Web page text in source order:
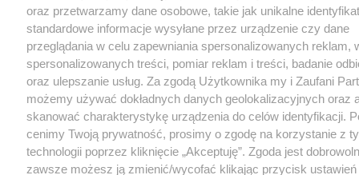
oraz przetwarzamy dane osobowe, takie jak unikalne
standardowe informacje wysyłane przez urządzenie czy dane
przeglądania w celu zapewniania spersonalizowanych reklam,
spersonalizowanych treści, pomiar reklam i treści, badanie
oraz ulepszanie usług. Za zgodą Użytkownika my i Zaufani
możemy używać dokładnych danych geolokalizacyjnych oraz
skanować charakterystykę urządzenia do celów identyfikacji.
cenimy Twoją prywatność, prosimy o zgodę na korzystanie z
technologii poprzez kliknięcie „Akceptuję”. Zgoda jest
zawsze możesz ją zmienić/wycofać klikając przycisk ustawień